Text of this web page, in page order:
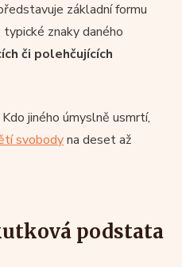
základní formu
znaky daného
či polehčujících
jiného úmyslně usmrtí,
svobodyna deset až
podstata